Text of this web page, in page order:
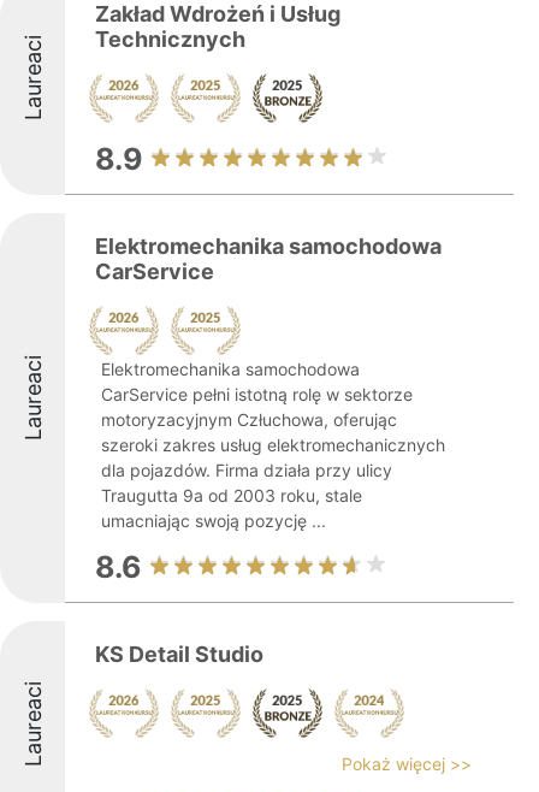
Laureaci
Zakład Wdrożeń i Usług
Technicznych
8.9
Laureaci
Elektromechanika samochodowa
CarService
Elektromechanika samochodowa
CarService pełni istotną rolę w sektorze
motoryzacyjnym Człuchowa, oferując
szeroki zakres usług elektromechanicznych
dla pojazdów. Firma działa przy ulicy
Traugutta 9a od 2003 roku, stale
umacniając swoją pozycję ...
8.6
Laureaci
KS Detail Studio
Pokaż więcej >>